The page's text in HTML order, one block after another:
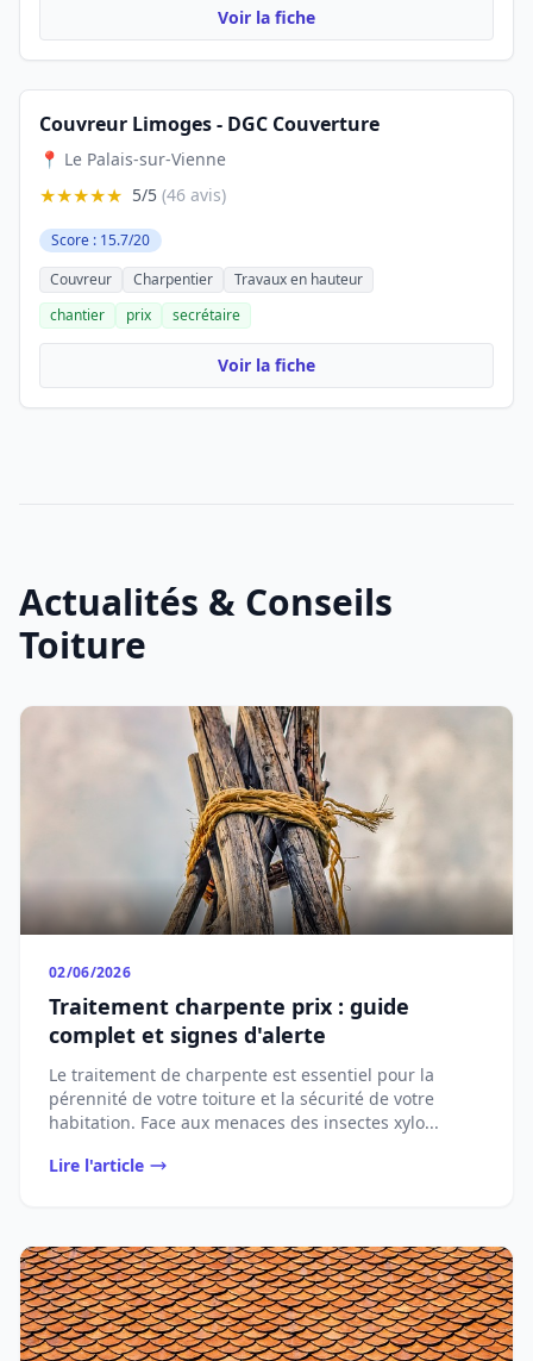
Voir la fiche
Couvreur Limoges - DGC Couverture
📍 Le Palais-sur-Vienne
★★★★★ 5/5 (46 avis)
Score : 15.7/20
Couvreur
Charpentier
Travaux en hauteur
chantier
prix secrétaire
Voir la fiche
Actualités & Conseils
Toiture
02/06/2026
Traitement charpente prix : guide
complet et signes d'alerte
Le traitement de charpente est essentiel pour la
pérennité de votre toiture et la sécurité de votre
habitation. Face aux menaces des insectes xylo...
Lire l'article